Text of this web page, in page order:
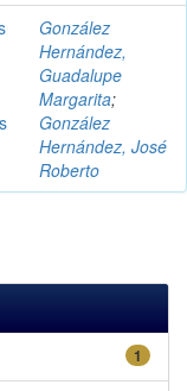
González
Hernández,
Guadalupe
Margarita;
González
Hernández, José
Roberto
1